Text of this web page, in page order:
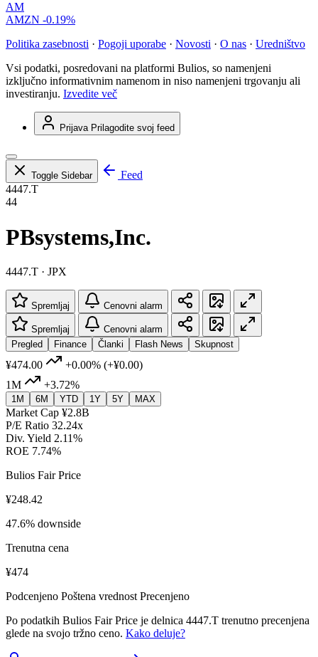
AM
AMZN -0.19%
Politika zasebnosti · Pogoji uporabe · Novosti · O nas · Uredništvo
Vsi podatki, posredovani na platformi Bulios, so namenjeni
izključno informativnim namenom in niso namenjeni trgovanju ali
investiranju. Izvedite več
Prijava Prilagodite svoj feed
Toggle Sidebar
Feed
4447.T
44
PBsystems,Inc.
4447.T · JPX
Spremljaj Cenovni alarm
Spremljaj
Cenovni alarm
Pregled
Finance Članki Flash News Skupnost
¥474.00 +0.00% (+¥0.00)
1M
+3.72%
1M 6M YTD 1Y 5Y MAX
Market Cap ¥2.8B
P/E Ratio 32.24x
Div. Yield 2.11%
ROE 7.74%
Bulios Fair Price
¥248.42
47.6% downside
Trenutna cena
¥474
Podcenjeno Poštena vrednost Precenjeno
Po podatkih Bulios Fair Price je delnica 4447.T trenutno precenjena
glede na svojo tržno ceno. Kako deluje?